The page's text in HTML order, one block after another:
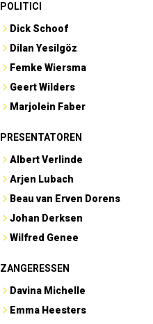
POLITICI
Dick Schoof
Dilan Yesilgöz
Femke Wiersma
Geert Wilders
Marjolein Faber
PRESENTATOREN
Albert Verlinde
Arjen Lubach
Beau van Erven Dorens
Johan Derksen
Wilfred Genee
ZANGERESSEN
Davina Michelle
Emma Heesters